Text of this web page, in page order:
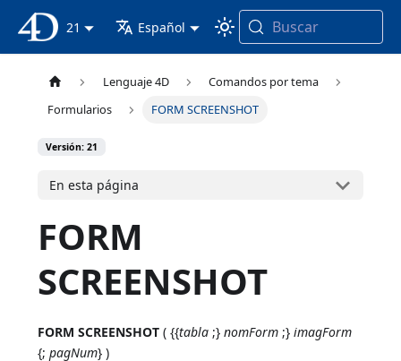
Documentación 4D
21 Español Buscar
Lenguaje 4D
Comandos por tema
Formularios
FORM SCREENSHOT
Versión: 21
En esta página
FORM
SCREENSHOT
FORM SCREENSHOT ( {{tabla ;}nomForm ;}imagForm
{;pagNum} )